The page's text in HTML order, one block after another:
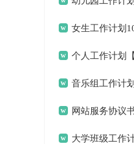
用15篇女生工作计划
个人工作计划
荐】音乐组工作计
网站服务协议
大学班级工作